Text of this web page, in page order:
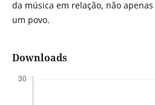
da música em relação, não
um povo.
Downloads